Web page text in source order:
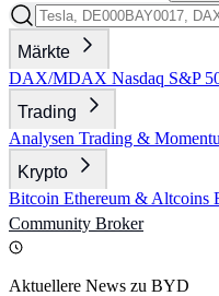
Märkte
DAX/MDAX Nasdaq S&P
Trading
Analysen Trading &
Krypto
Bitcoin Ethereum & Altcoins
Community Broker
Aktuellere News zu BYD